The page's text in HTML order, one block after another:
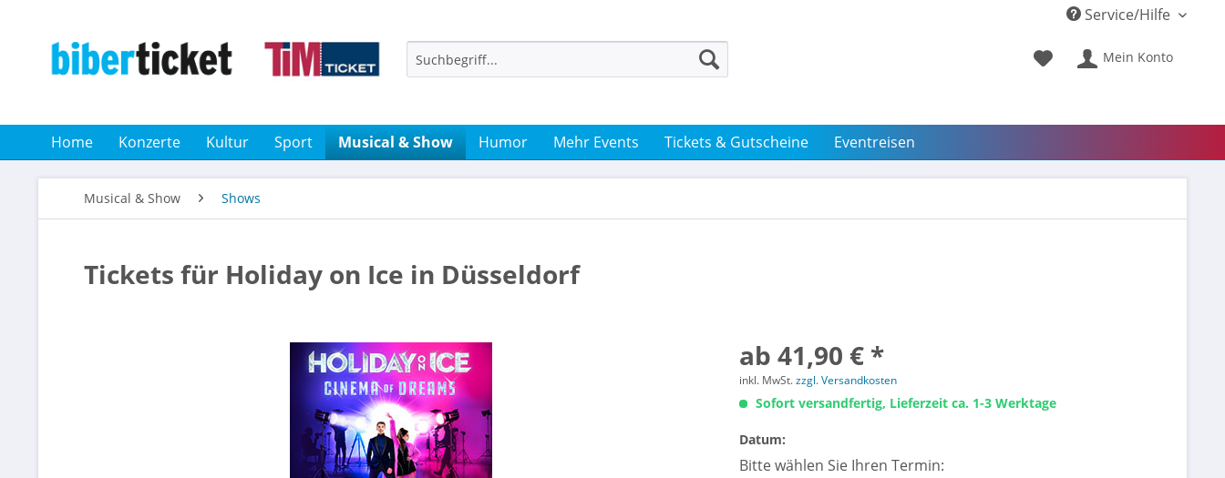
Service/Hilfe
Mein Konto
Home Konzerte Kultur Sport Musical & Show Humor Mehr Events Tickets & Gutscheine Eventreisen
Musical & Show Shows
Tickets für Holiday on Ice in Düsseldorf
ab 41,90 € *
inkl. MwSt.zzgl. Versandkosten
Sofort versandfertig, Lieferzeit ca. 1-3 Werktage
Datum:
Bitte wählen Sie Ihren Termin: